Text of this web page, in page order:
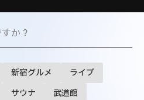
新宿グルメ ライブ
サウナ 武道館